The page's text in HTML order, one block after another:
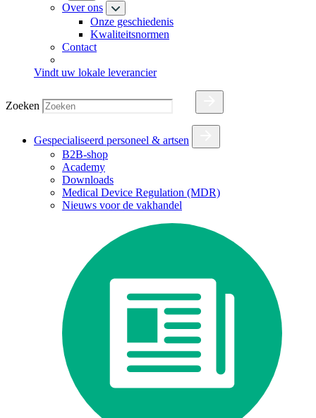
Over ons
Onze geschiedenis
Kwaliteitsnormen
Contact
Vindt uw lokale leverancier
Zoeken
Gespecialiseerd personeel & artsen
B2B-shop
Academy
Downloads
Medical Device Regulation (MDR)
Nieuws voor de vakhandel